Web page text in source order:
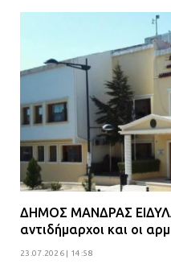
ΔΗΜΟΣ ΜΑΝΔΡΑΣ
αντιδήμαρχοι και οι
23.07.2026 | 14:58